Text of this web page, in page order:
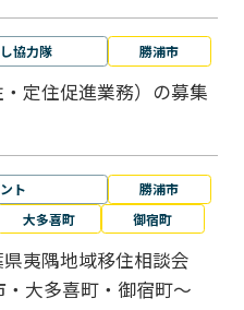
協力隊 勝浦市
定住促進業務）の募集
ト
勝浦市
大多喜町 御宿町
夷隅地域移住相談会
大多喜町・御宿町～